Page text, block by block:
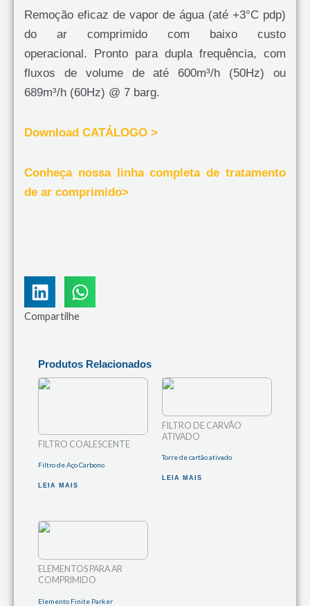
Remoção eficaz de vapor de água (até +3°C pdp)
do ar comprimido com baixo custo
operacional. Pronto para dupla frequência, com
fluxos de volume de até 600m³/h (50Hz) ou
689m³/h (60Hz) @ 7 barg.
Download CATÁLOGO >
Conheça nossa linha completa de tratamento
de ar comprimido>
Compartilhe
Produtos Relacionados
FILTRO COALESCENTE
Filtro de Aço Carbono
LEIA MAIS
FILTRO DE CARVÃO
ATIVADO
Torre de cartão ativado
LEIA MAIS
ELEMENTOS PARA AR
COMPRIMIDO
Elemento Finite Parker